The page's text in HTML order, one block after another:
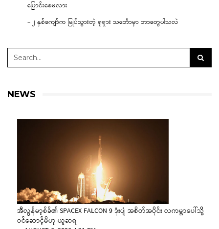
ပြောင်းစေမလား
– ၂ နှစ်ကျော်က မြုပ်သွားတဲ့ ရုရှား သင်္ဘောမှာ ဘာတွေပါသလဲ
NEWS
အီလွန်မာ့စ်ခ်၏ SPACEX FALCON 9 ဒုံးပျံ အစိတ်အပိုင်း လကမ္ဘာပေါ်သို့
ဝင်ဆောင့်မိဟု ယူဆရ